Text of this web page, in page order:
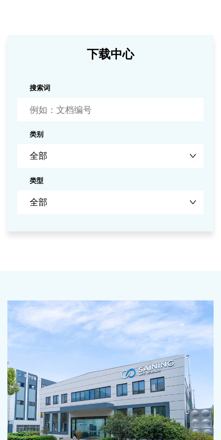
下载中心
搜索词
类别
类型